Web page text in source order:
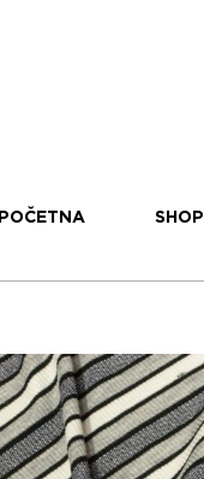
POČETNA SHOP